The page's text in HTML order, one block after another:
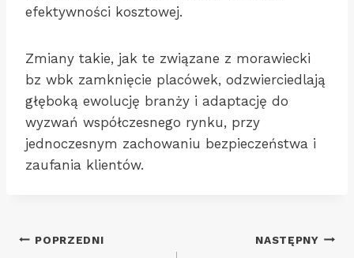
efektywności kosztowej.
Zmiany takie, jak te związane z morawiecki
bz wbk zamknięcie placówek, odzwierciedlają
głęboką ewolucję branży i adaptację do
wyzwań współczesnego rynku, przy
jednoczesnym zachowaniu bezpieczeństwa i
zaufania klientów.
Nawigacja
POPRZEDNI NASTĘPNY